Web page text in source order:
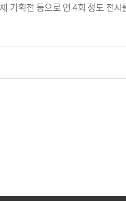
기획전 등으로 연 4회 정도 전